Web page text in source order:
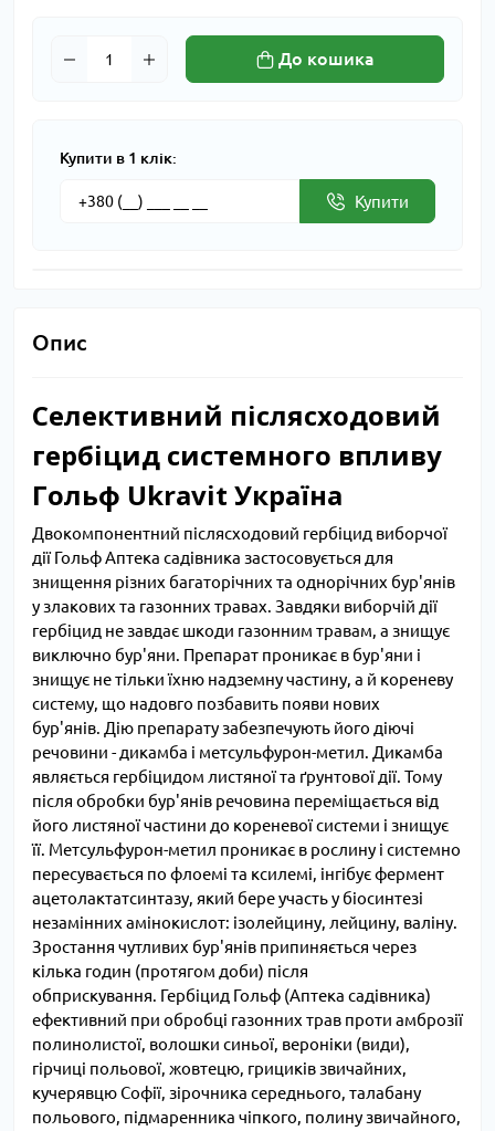
До кошика
Купити в 1 клік:
Купити
Опис
Селективний післясходовий
гербіцид системного впливу
Гольф Ukravit Україна
Двокомпонентний післясходовий гербіцид виборчої
дії Гольф Аптека садівника застосовується для
знищення різних багаторічних та однорічних бур'янів
у злакових та газонних травах. Завдяки виборчій дії
гербіцид не завдає шкоди газонним травам, а знищує
виключно бур'яни. Препарат проникає в бур'яни і
знищує не тільки їхню надземну частину, а й кореневу
систему, що надовго позбавить появи нових
бур'янів. Дію препарату забезпечують його діючі
речовини - дикамба і метсульфурон-метил. Дикамба
являється гербіцидом листяної та ґрунтової дії. Тому
після обробки бур'янів речовина переміщається від
його листяної частини до кореневої системи і знищує
її. Метсульфурон-метил проникає в рослину і системно
пересувається по флоемі та ксилемі, інгібує фермент
ацетолактатсинтазу, який бере участь у біосинтезі
незамінних амінокислот: ізолейцину, лейцину, валіну.
Зростання чутливих бур'янів припиняється через
кілька годин (протягом доби) після
обприскування. Гербіцид Гольф (Аптека садівника)
ефективний при обробці газонних трав проти амброзії
полинолистої, волошки синьої, вероніки (види),
гірчиці польової, жовтецю, грициків звичайних,
кучерявцю Софії, зірочника середнього, талабану
польового, підмаренника чіпкого, полину звичайного,